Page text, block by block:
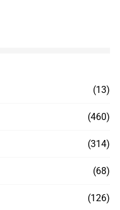
(13)
(460)
(314)
(68)
(126)